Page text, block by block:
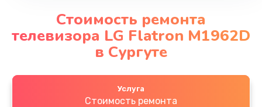
Стоимость ремонта
телевизора LG Flatron M1962D
в Сургуте
Услуга
Стоимость ремонта